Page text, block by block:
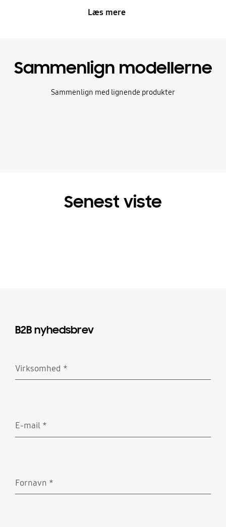
Læs mere
Sammenlign modellerne
Sammenlign med lignende produkter
Senest viste
B2B nyhedsbrev
Virksomhed *
E-mail *
Fornavn *